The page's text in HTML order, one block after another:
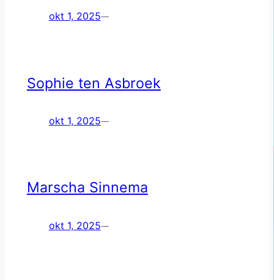
okt 1, 2025—
Sophie ten Asbroek
okt 1, 2025—
Marscha Sinnema
okt 1, 2025—